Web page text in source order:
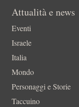
Attualità e news
Eventi
Israele
Italia
Mondo
Personaggi e Storie
Taccuino